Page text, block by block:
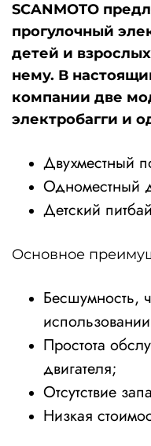
SCANMOTO
прогулочный
детей и
нему. В
компании две
электробагги и
Двухместный
Одноместный
Детский
Основное
Бесшумность,
Простота
двигателя;
Отсутствие
Низкая